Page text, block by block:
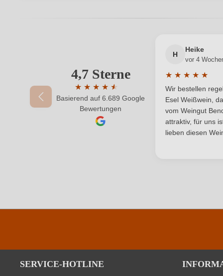
Restzucker in g/L
Unterregion
Kohlenhydrate
Ihre E-Mail-Adresse
Ihr Passwort
4,7 Sterne
★ ★ ★ ★ ★
★
Durchschnittliche Bewertung von 4.7 von
Basierend auf 6.689 Google
Bewertungen
H
Heike
vor 4
★ ★ ★ ★ ★
Wir bestellen
Esel Weißwein,
vom Weingut
attraktiv, für uns
lieben diesen
SERVICE-HOTLINE